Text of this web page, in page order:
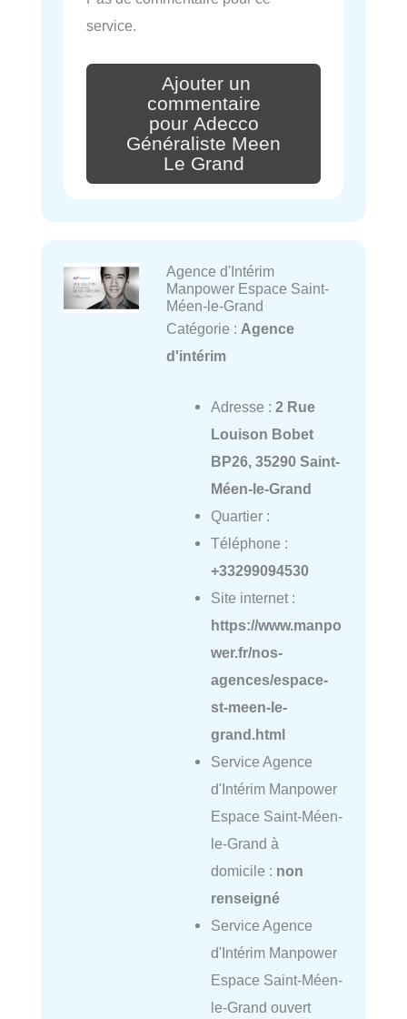
service.
Ajouter un
commentaire
pour Adecco
Généraliste Meen
Le Grand
Agence d'Intérim
Manpower Espace Saint-
Méen-le-Grand
Catégorie : Agence
d'intérim
Adresse : 2 Rue
Louison Bobet
BP26, 35290 Saint-
Méen-le-Grand
Quartier :
Téléphone :
+33299094530
Site internet :
https://www.manpo
wer.fr/nos-
agences/espace-
st-meen-le-
grand.html
Service Agence
d'Intérim Manpower
Espace Saint-Méen-
le-Grand à
domicile : non
renseigné
Service Agence
d'Intérim Manpower
Espace Saint-Méen-
le-Grand ouvert